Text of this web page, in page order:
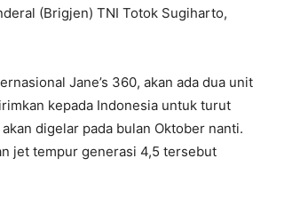
(Brigjen) TNI Totok Sugiharto,
Jane’s 360, akan ada dua unit
kepada Indonesia untuk turut
digelar pada bulan Oktober nanti.
jet tempur generasi 4,5 tersebut